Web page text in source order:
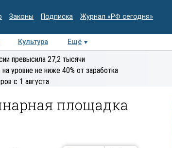
Законы Подписка Журнал «РФ сегодня»
Культура Ещё
Колумнисты
экспертиза
превысила 27,2 тысячи
уровне не ниже 40% от заработка
с 1 августа
площадка